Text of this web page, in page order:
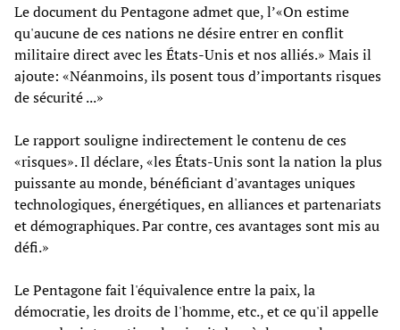
Le document du Pentagone admet que, l’«On estime
qu'aucune de ces nations ne désire entrer en conflit
militaire direct avec les États-Unis et nos alliés.» Mais il
ajoute: «Néanmoins, ils posent tous d’importants risques
de sécurité ...»
Le rapport souligne indirectement le contenu de ces
«risques». Il déclare, «les États-Unis sont la nation la plus
puissante au monde, bénéficiant d'avantages uniques
technologiques, énergétiques, en alliances et partenariats
et démographiques. Par contre, ces avantages sont mis au
défi.»
Le Pentagone fait l'équivalence entre la paix, la
démocratie, les droits de l'homme, etc., et ce qu'il appelle